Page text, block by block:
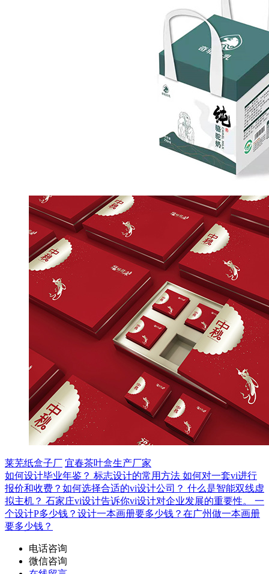
莱芜纸盒子厂 宜春茶叶盒生产厂家
如何设计毕业年鉴？ 标志设计的常用方法 如何对一套vi进行
报价和收费？如何选择合适的vi设计公司？ 什么是智能双线虚
拟主机？ 石家庄vi设计告诉你vi设计对企业发展的重要性。 一
个设计P多少钱？设计一本画册要多少钱？在广州做一本画册
要多少钱？
电话咨询
微信咨询